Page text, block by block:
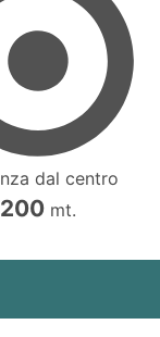
dal centro
200 mt.